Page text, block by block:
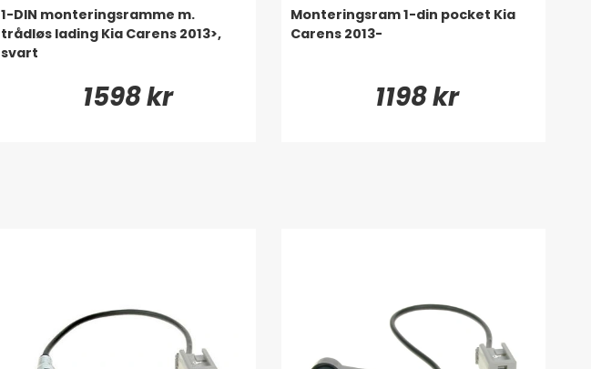
1-DIN monteringsramme m.
trådløs lading Kia Carens 2013>,
svart
1598 kr
Monteringsram 1-din pocket Kia
Carens 2013-
1198 kr